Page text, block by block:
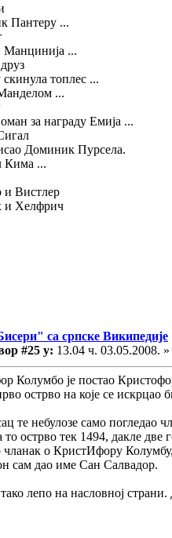
Пантеру ...
Манцинија ...
топлес ...
...
за награду Емија ...
Доминик Пурсела.
Кима ...
Вистлер
и Хелфрич
са српске Википедије
#25 у: 13.04 ч. 03.05.2008. »
Колумбо је постао
острво на које се искрцао
те небулозе само погледао
острво тек 1494, дакле две
чланак о КристИфору
сам дао име Сан Салвадор.
лепо на насловној